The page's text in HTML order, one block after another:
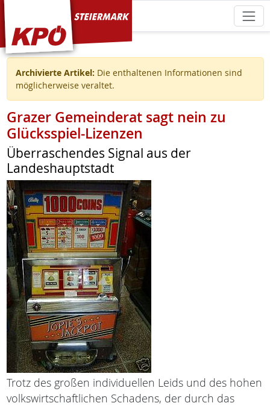
KPÖ Steiermark
Archivierte Artikel: Die enthaltenen Informationen sind
möglicherweise veraltet.
Grazer Gemeinderat sagt nein zu
Glücksspiel-Lizenzen
Überraschendes Signal aus der
Landeshauptstadt
Trotz des großen individuellen Leids und des hohen
volkswirtschaftlichen Schadens, der durch das